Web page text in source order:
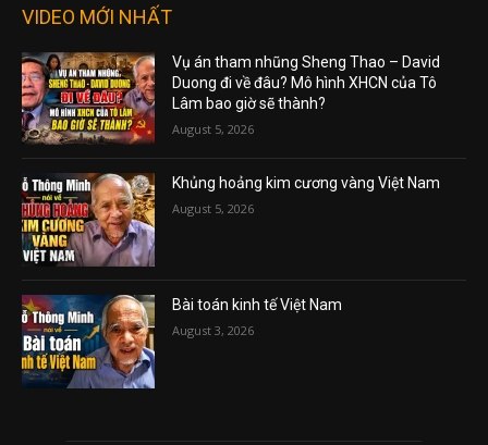
VIDEO MỚI NHẤT
Vụ án tham nhũng Sheng Thao – David
Duong đi về đâu? Mô hình XHCN của Tô
Lâm bao giờ sẽ thành?
August 5, 2026
Khủng hoảng kim cương vàng Việt Nam
August 5, 2026
Bài toán kinh tế Việt Nam
August 3, 2026